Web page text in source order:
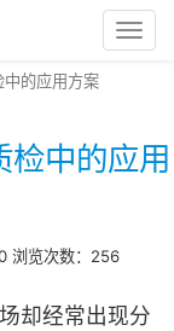
的应用方案
检中的应用
浏览次数：256
却经常出现分